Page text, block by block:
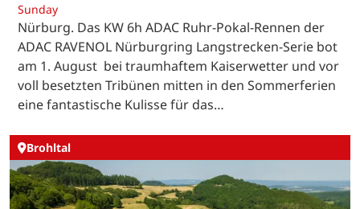
Sunday
Nürburg. Das KW 6h ADAC Ruhr-Pokal-Rennen der
ADAC RAVENOL Nürburgring Langstrecken-Serie bot
am 1. August bei traumhaftem Kaiserwetter und vor
voll besetzten Tribünen mitten in den Sommerferien
eine fantastische Kulisse für das…
Brohltal